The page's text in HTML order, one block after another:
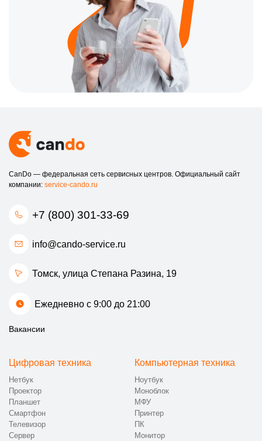
CanDo — федеральная сеть сервисных центров. Официальный сайт
компании: service-cando.ru
+7 (800) 301-33-69
info@cando-service.ru
Томск, улица Степана Разина, 19
Ежедневно с 9:00 до 21:00
Вакансии
Цифровая техника
Нетбук
Проектор
Планшет
Смартфон
Телевизор
Сервер
Компьютерная техника
Ноутбук
Моноблок
МФУ
Принтер
ПК
Монитор